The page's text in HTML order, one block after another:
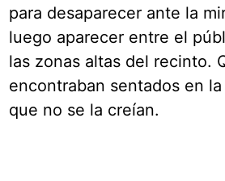
para desaparecer ante la
luego aparecer entre el
las zonas altas del recinto.
encontraban sentados en
que no se la creían.